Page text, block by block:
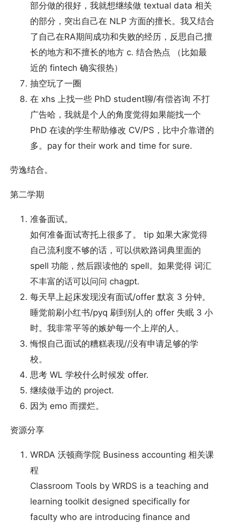
部分做的很好，我就想继续做 textual data 相关
的部分，突出自己在 NLP 方面的擅长。我又结合
了自己在RA期间成功和失败的经历，反思自己擅
长的地方和不擅长的地方 c. 结合热点 （比如最
近的 fintech 确实很热）
抽空玩了一圈
在 xhs 上找一些 PhD student聊/有偿咨询 不打
广告哈，我就是个人的角度觉得如果能找一个
PhD 在读的学生帮助修改 CV/PS，比中介靠谱的
多。pay for their work and time for sure.
劳逸结合。
第二学期
准备面试。
如何准备面试寄托上很多了。 tip 如果大家觉得
自己流利度不够的话，可以供欧路词典里面的
spell 功能，然后跟读他的 spell。如果觉得 词汇
不丰富的话可以问问 chagpt.
每天早上起床发现没有面试/offer 默哀 3 分钟。
睡觉前刷小红书/pyq 刷到别人的 offer 失眠 3 小
时。我非常平等的嫉妒每一个上岸的人。
悔恨自己面试的糟糕表现//没有申请足够的学
校。
思考 WL 学校什么时候发 offer.
继续做手边的 project.
因为 emo 而摆烂。
资源分享
WRDA 沃顿商学院 Business accounting 相关课
程
Classroom Tools by WRDS is a teaching and
learning toolkit designed specifically for
faculty who are introducing finance and